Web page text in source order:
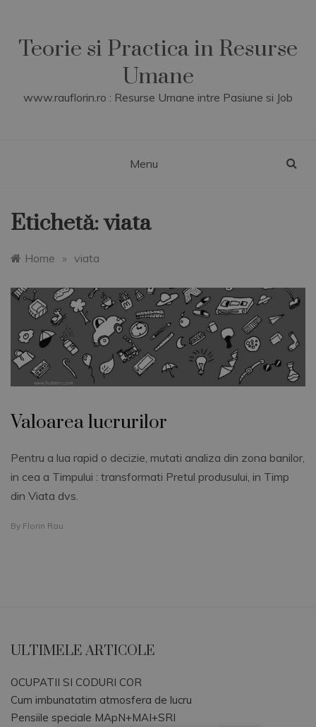
contentTeorie si Practica in Resurse
Umane
www.rauflorin.ro : Resurse Umane intre Pasiune si Job
Menu
Etichetă:viata
Home » viata
Valoarea lucrurilor
Pentru a lua rapid o decizie, mutati analiza din zona banilor,
in cea a Timpului : transformati Pretul produsului, in Timp
din Viata dvs.
By Florin Rau
ULTIMELE ARTICOLE
OCUPATII SI CODURI COR
Cum imbunatatim atmosfera de lucru
Pensiile speciale MApN+MAI+SRI